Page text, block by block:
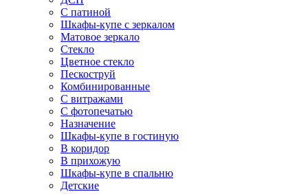
С патиной
Шкафы-купе с зеркалом
Матовое зеркало
Стекло
Цветное стекло
Пескоструй
Комбинированные
С витражами
С фотопечатью
Назначение
Шкафы-купе в гостиную
В коридор
В прихожую
Шкафы-купе в спальню
Детские